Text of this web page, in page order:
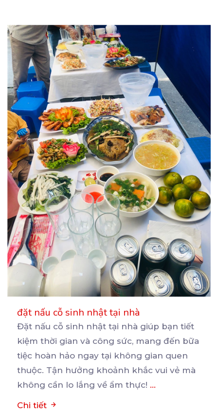
đặt nấu cỗ sinh nhật tại nhà
Đặt nấu cỗ sinh nhật tại nhà giúp bạn tiết
kiệm thời gian và công sức, mang đến bữa
tiệc hoàn hảo ngay tại không gian quen
thuộc. Tận hưởng khoảnh khắc vui vẻ mà
không cần lo lắng về ẩm thực! ...
Chi tiết